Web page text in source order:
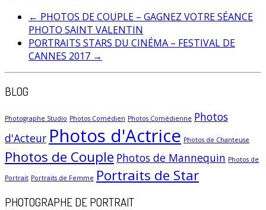
← PHOTOS DE COUPLE – GAGNEZ VOTRE SÉANCE
PHOTO SAINT VALENTIN
PORTRAITS STARS DU CINÉMA – FESTIVAL DE
CANNES 2017 →
BLOG
Photographe Studio Photos Comédien Photos Comédienne Photos
d'Acteur Photos d'Actrice Photos de Chanteuse
Photos de Couple Photos de Mannequin Photos de
Portrait Portraits de Femme Portraits de Star
PHOTOGRAPHE DE PORTRAIT